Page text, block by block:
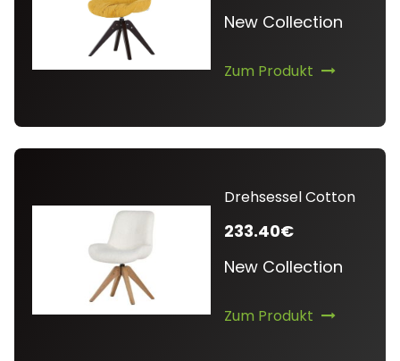
New Collection
Zum Produkt
Drehsessel Cotton
233.40€
New Collection
Zum Produkt